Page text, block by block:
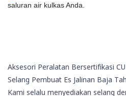
saluran air kulkas Anda.
Aksesori Peralatan Bersertifikasi
Selang Pembuat Es Jalinan Baja
Kami selalu menyediakan selang